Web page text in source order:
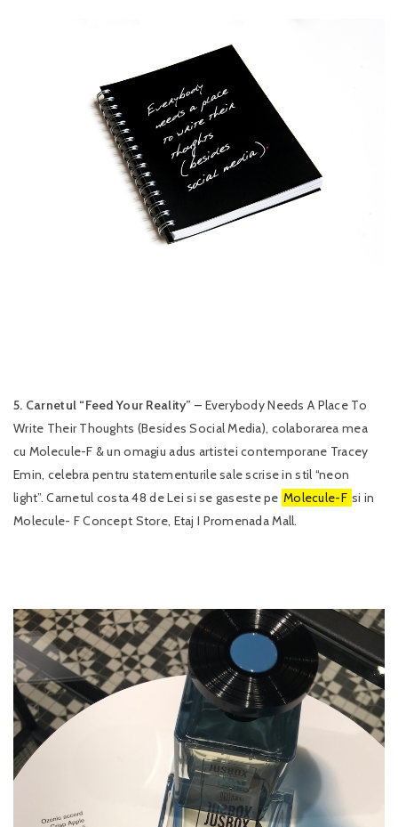
5. Carnetul “Feed Your Reality” – Everybody Needs A Place To
Write Their Thoughts (Besides Social Media), colaborarea mea
cu Molecule-F & un omagiu adus artistei contemporane Tracey
Emin, celebra pentru statementurile sale scrise in stil “neon
light”. Carnetul costa 48 de Lei si se gaseste pe Molecule-F si in
Molecule- F Concept Store, Etaj I Promenada Mall.